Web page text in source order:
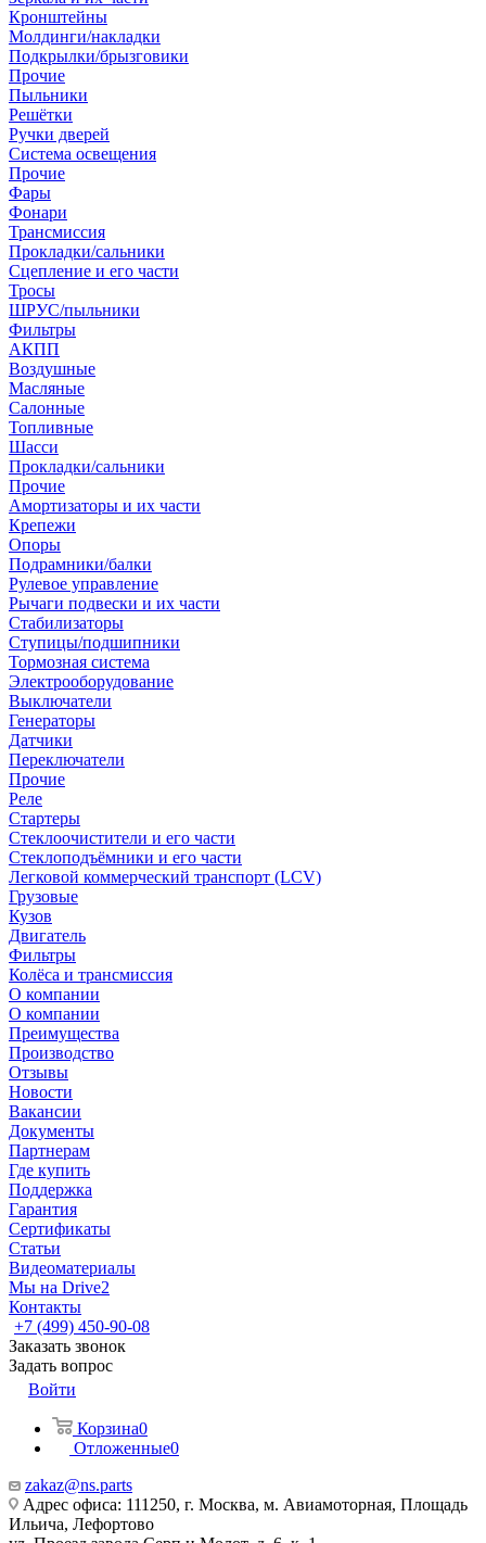
Кронштейны
Молдинги/накладки
Подкрылки/брызговики
Прочие
Пыльники
Решётки
Ручки дверей
Система освещения
Прочие
Фары
Фонари
Трансмиссия
Прокладки/сальники
Сцепление и его части
Тросы
ШРУС/пыльники
Фильтры
АКПП
Воздушные
Масляные
Салонные
Топливные
Шасси
Прокладки/сальники
Прочие
Амортизаторы и их части
Крепежи
Опоры
Подрамники/балки
Рулевое управление
Рычаги подвески и их части
Стабилизаторы
Ступицы/подшипники
Тормозная система
Электрооборудование
Выключатели
Генераторы
Датчики
Переключатели
Прочие
Реле
Стартеры
Стеклоочистители и его части
Стеклоподъёмники и его части
Легковой коммерческий транспорт (LCV)
Грузовые
Кузов
Двигатель
Фильтры
Колёса и трансмиссия
О компании
О компании
Преимущества
Производство
Отзывы
Новости
Вакансии
Документы
Партнерам
Где купить
Поддержка
Гарантия
Сертификаты
Статьи
Видеоматериалы
Мы на Drive2
Контакты
+7 (499) 450-90-08
Заказать звонок
Задать вопрос
Войти
Корзина0
Отложенные0
zakaz@ns.parts
Адрес офиса: 111250, г. Москва, м. Авиамоторная, Площадь
Ильича, Лефортово